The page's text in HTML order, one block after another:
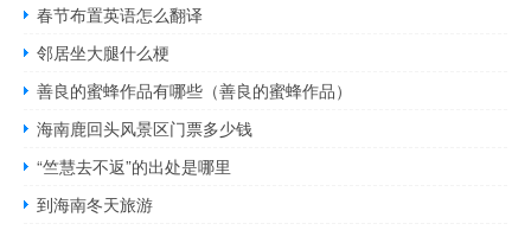
春节布置英语怎么翻译
邻居坐大腿什么梗
善良的蜜蜂作品有哪些（善良的蜜蜂作品）
海南鹿回头风景区门票多少钱
“竺慧去不返”的出处是哪里
到海南冬天旅游